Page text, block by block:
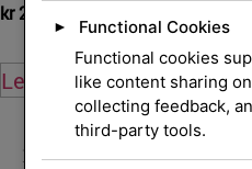
kr26 853,00
Legg i handlekurv
Hjem/Møterom/
►
Functional Cookies
Functional cookies
like content sharing
collecting feedback,
third-party tools.